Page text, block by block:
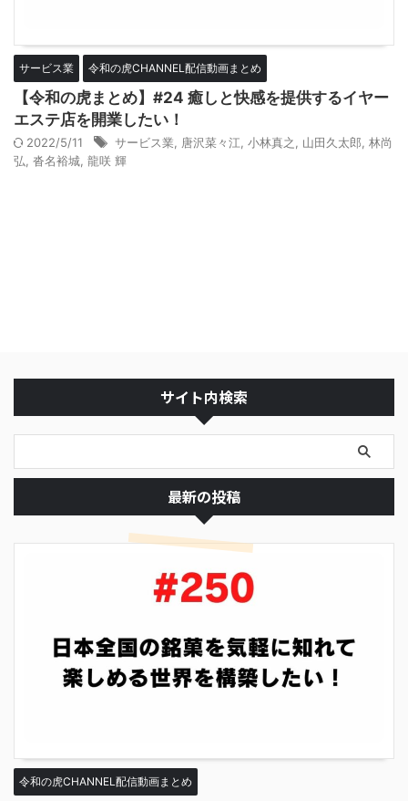
サービス業 令和の虎CHANNEL配信動画まとめ
【令和の虎まとめ】#24 癒しと快感を提供するイヤー
エステ店を開業したい！
2022/5/11 サービス業 唐沢菜々江 小林真之 山田久太郎 林尚
弘 沓名裕城 龍咲 輝
サイト内検索
最新の投稿
令和の虎CHANNEL配信動画まとめ